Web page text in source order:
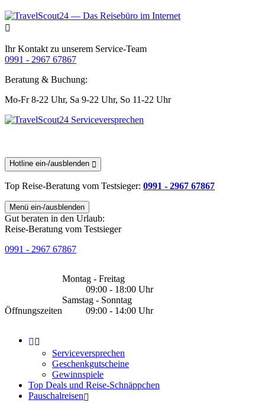
Ihr Kontakt zu unserem Service-Team
0991 - 2967 67867
Beratung & Buchung:
Mo-Fr 8-22 Uhr, Sa 9-22 Uhr, So 11-22 Uhr
Hotline ein-/ausblenden
Top Reise-Beratung vom Testsieger: 0991 - 2967 67867
Menü ein-/ausblenden
Gut beraten in den Urlaub:
Reise-Beratung vom Testsieger
0991 - 2967 67867
Öffnungszeiten
Montag - Freitag
09:00 - 18:00 Uhr
Samstag - Sonntag
09:00 - 14:00 Uhr
Serviceversprechen
Geschenkgutscheine
Gewinnspiele
Top Deals und Reise-Schnäppchen
Pauschalreisen